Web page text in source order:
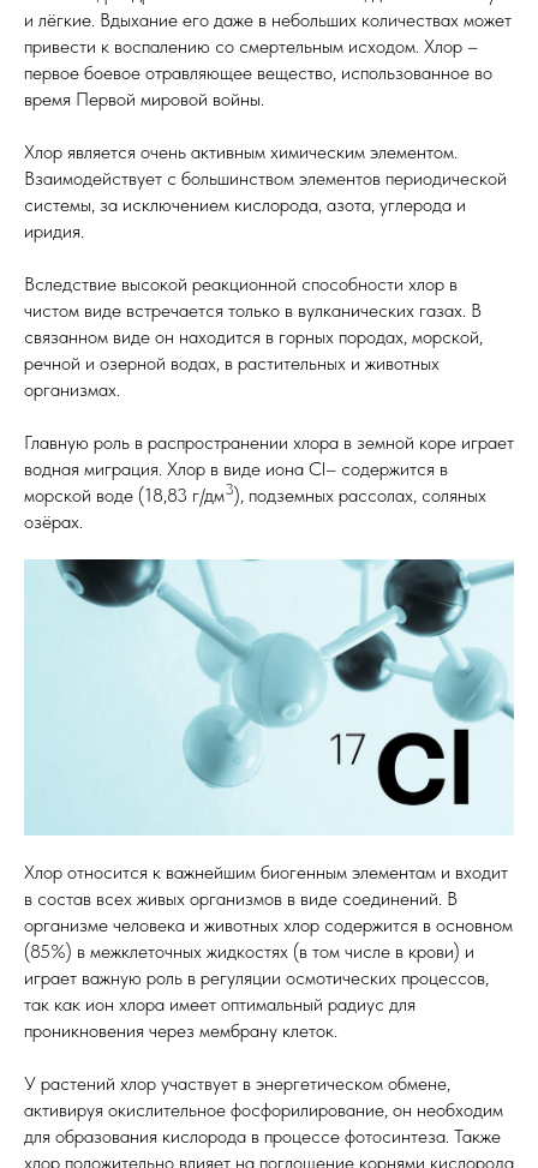
и лёгкие. Вдыхание его даже в небольших количествах может
привести к воспалению со смертельным исходом. Хлор –
первое боевое отравляющее вещество, использованное во
время Первой мировой войны.
Хлор является очень активным химическим элементом.
Взаимодействует с большинством элементов периодической
системы, за исключением кислорода, азота, углерода и
иридия.
Вследствие высокой реакционной способности хлор в
чистом виде встречается только в вулканических газах. В
связанном виде он находится в горных породах, морской,
речной и озерной водах, в растительных и животных
организмах.
Главную роль в распространении хлора в земной коре играет
водная миграция. Хлор в виде иона Cl– содержится в
морской воде (18,83 г/дм3), подземных рассолах, соляных
озёрах.
Хлор относится к важнейшим биогенным элементам и входит
в состав всех живых организмов в виде соединений. В
организме человека и животных хлор содержится в основном
(85%) в межклеточных жидкостях (в том числе в крови) и
играет важную роль в регуляции осмотических процессов,
так как ион хлора имеет оптимальный радиус для
проникновения через мембрану клеток.
У растений хлор участвует в энергетическом обмене,
активируя окислительное фосфорилирование, он необходим
для образования кислорода в процессе фотосинтеза. Также
хлор положительно влияет на поглощение корнями кислорода